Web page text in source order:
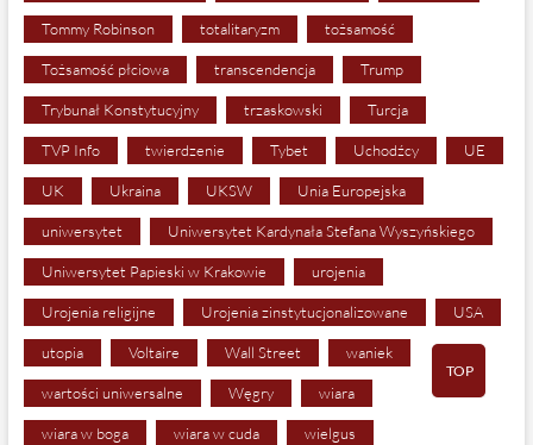
Tommy Robinson totalitaryzm tożsamość
Tożsamość płciowa transcendencja Trump
Trybunał Konstytucyjny trzaskowski Turcja
TVP Info twierdzenie Tybet Uchodźcy UE
UK Ukraina UKSW Unia Europejska
uniwersytet Uniwersytet Kardynała Stefana Wyszyńskiego
Uniwersytet Papieski w Krakowie urojenia
Urojenia religijne Urojenia zinstytucjonalizowane USA
utopia Voltaire Wall Street waniek
wartości uniwersalne Węgry wiara
wiara w boga wiara w cuda wielgus
TOP